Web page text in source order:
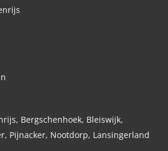
Bergschenhoek, Bleiswijk,
Pijnacker, Nootdorp, Lansingerland